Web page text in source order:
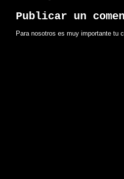
Publicar un
Para nosotros es muy importante tu